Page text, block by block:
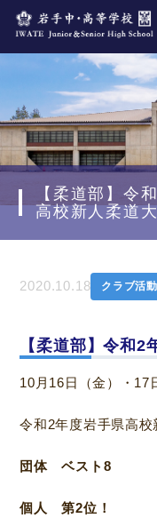
【柔道部】令
高校新人柔道
2020.10.18 クラブ活
【柔道部】令和
10月16日（金）・17
令和2年度岩手県高校
団体 ベスト8
個人 第2位！